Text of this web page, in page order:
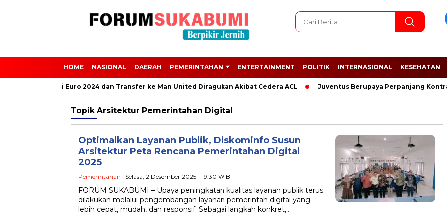
HOME NASIONAL DAERAH PEMERINTAHAN ENTERTAINMENT POLITIK INTERNASIONAL KESEHATAN
Absen dari Euro 2024 dan Transfer ke Man United Diragukan Akibat Cedera ACL Juventus Berupaya Perpanjang
Topik Arsitektur Pemerintahan Digital
Optimalkan Layanan Publik, Diskominfo Susun
Arsitektur Peta Rencana Pemerintahan Digital
2025
Pemerintahan | Selasa, 2 Desember 2025 - 19:30 WIB
FORUM SUKABUMI – Upaya peningkatan kualitas layanan publik terus
dilakukan melalui pengembangan layanan pemerintah digital yang
lebih cepat, mudah, dan responsif. Sebagai langkah konkret,…